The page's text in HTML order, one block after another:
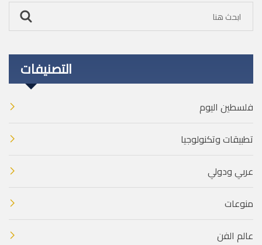
التصنيفات
فلسطين اليوم
تطبيقات وتكنولوجيا
عربي ودولي
منوعات
عالم الفن